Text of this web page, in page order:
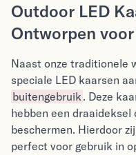
Outdoor LED
Ontworpen
Naast onze traditionele
speciale LED kaarsen
buitengebruik . Deze
hebben een
beschermen. Hierdoor
perfect voor gebruik in